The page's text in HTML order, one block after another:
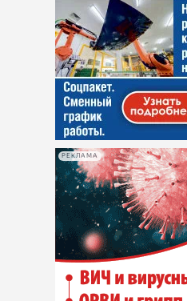
РЕКЛАМА